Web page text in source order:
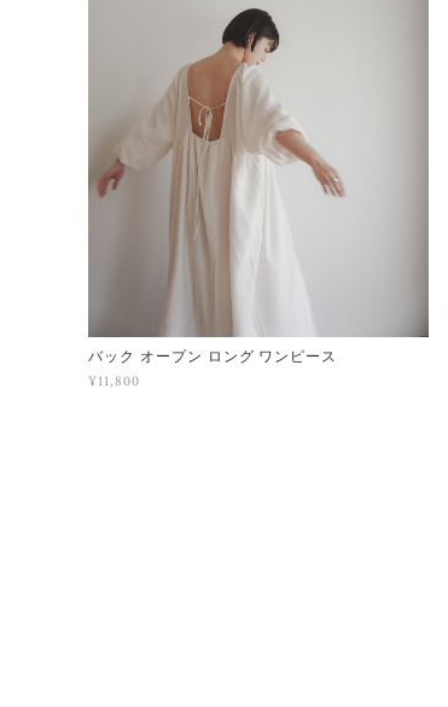
バック オープン ロング ワンピース
¥11,800